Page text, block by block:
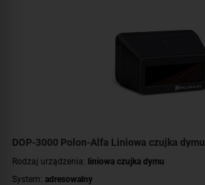
DOP-3000 Polon-Alfa Liniowa czujka dymu
Rodzaj urządzenia: liniowa czujka dymu
System: adresowalny